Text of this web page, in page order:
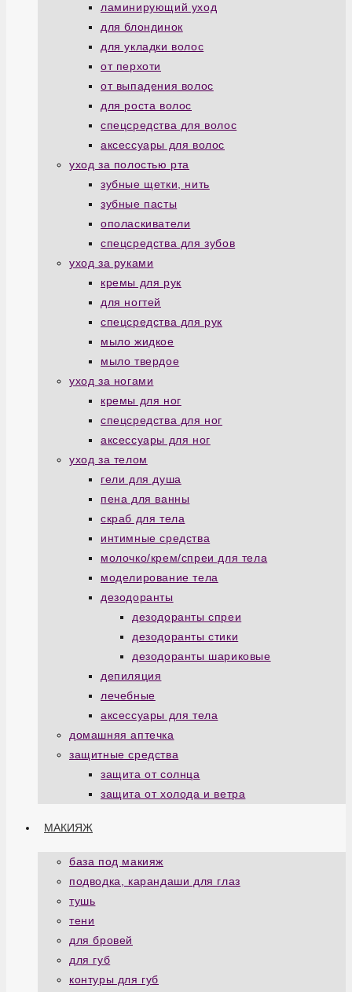
ламинирующий уход
для блондинок
для укладки волос
от перхоти
от выпадения волос
для роста волос
спецсредства для волос
аксессуары для волос
уход за полостью рта
зубные щетки, нить
зубные пасты
ополаскиватели
спецсредства для зубов
уход за руками
кремы для рук
для ногтей
спецсредства для рук
мыло жидкое
мыло твердое
уход за ногами
кремы для ног
спецсредства для ног
аксессуары для ног
уход за телом
гели для душа
пена для ванны
скраб для тела
интимные средства
молочко/крем/спреи для тела
моделирование тела
дезодоранты
дезодоранты спреи
дезодоранты стики
дезодоранты шариковые
депиляция
лечебные
аксессуары для тела
домашняя аптечка
защитные средства
защита от солнца
защита от холода и ветра
МАКИЯЖ
база под макияж
подводка, карандаши для глаз
тушь
тени
для бровей
для губ
контуры для губ